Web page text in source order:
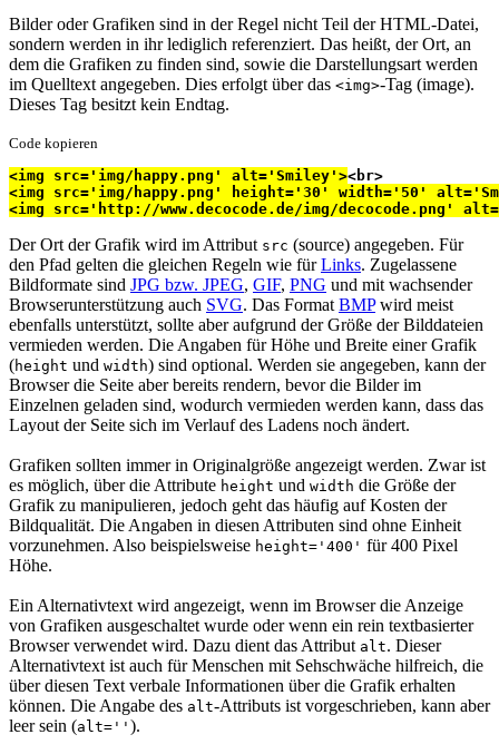
Bilder oder Grafiken sind in der Regel nicht Teil der HTML-Datei,
sondern werden in ihr lediglich referenziert. Das heißt, der Ort, an
dem die Grafiken zu finden sind, sowie die Darstellungsart werden
im Quelltext angegeben. Dies erfolgt über das <img>-Tag (image).
Dieses Tag besitzt kein Endtag.
Code kopieren
<img src='img/happy.png' alt='Smiley'><br>
<img src='img/happy.png' height='30' width='50'
<img src='http://www.decocode.de/img/decocode.png'
Der Ort der Grafik wird im Attribut src (source) angegeben. Für
den Pfad gelten die gleichen Regeln wie fürLinks. Zugelassene
Bildformate sind JPG bzw. JPEG, GIF, PNG und mit wachsender
Browserunterstützung auch SVG. Das Format BMPwird meist
ebenfalls unterstützt, sollte aber aufgrund der Größe der Bilddateien
vermieden werden. Die Angaben für Höhe und Breite einer Grafik
(height und width) sind optional. Werden sie angegeben, kann der
Browser die Seite aber bereits rendern, bevor die Bilder im
Einzelnen geladen sind, wodurch vermieden werden kann, dass das
Layout der Seite sich im Verlauf des Ladens noch ändert.
Grafiken sollten immer in Originalgröße angezeigt werden. Zwar ist
es möglich, über die Attribute height und width die Größe der
Grafik zu manipulieren, jedoch geht das häufig auf Kosten der
Bildqualität. Die Angaben in diesen Attributen sind ohne Einheit
vorzunehmen. Also beispielsweise height='400' für 400 Pixel
Höhe.
Ein Alternativtext wird angezeigt, wenn im Browser die Anzeige
von Grafiken ausgeschaltet wurde oder wenn ein rein textbasierter
Browser verwendet wird. Dazu dient das Attribut alt. Dieser
Alternativtext ist auch für Menschen mit Sehschwäche hilfreich, die
über diesen Text verbale Informationen über die Grafik erhalten
können. Die Angabe des alt-Attributs ist vorgeschrieben, kann aber
leer sein (alt='' ).